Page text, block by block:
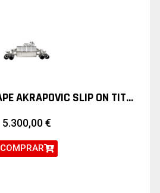
SISTEMA DE ESCAPE AKRAPOVIC SLIP ON TITANIO BMW M2 COMPETITION
5.300,00€
COMPRAR